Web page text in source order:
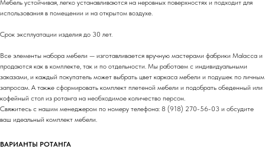
Мебель устойчивая, легко устанавливаются на неровных поверхностях и подходит для
использования в помещении и на открытом воздухе.
Срок эксплуатации изделия до 30 лет.
Все элементы набора мебели — изготавливается вручную мастерами фабрики Malacca и
продаются как в комплекте, так и по отдельности. Мы работаем с индивидуальными
заказами, и каждый покупатель может выбрать цвет каркаса мебели и подушек по личным
запросам. А также сформировать комплект плетеной мебели и подобрать обеденный или
кофейный стол из ротанга на необходимое количество персон.
Свяжитесь с нашим менеджером по номеру телефона: 8 (918) 270-56-03 и обсудите
ваш идеальный комплект мебели.
ВАРИАНТЫ РОТАНГА